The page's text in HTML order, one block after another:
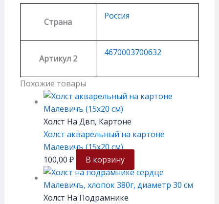
Страна
Россия
Артикул 2
4670003700632
Похожие товары
Холст На Двп, Картоне
Холст акварельный на картоне
Малевичъ (15х20 см)
100,00 ₽ В корзину
Холст На Подрамнике